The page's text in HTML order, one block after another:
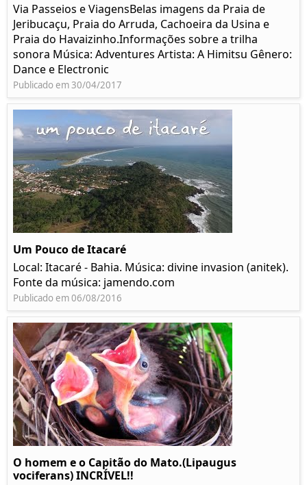
Via Passeios e ViagensBelas imagens da Praia de
Jeribucaçu, Praia do Arruda, Cachoeira da Usina e
Praia do Havaizinho.Informações sobre a trilha
sonora Música: Adventures Artista: A Himitsu Gênero:
Dance e Electronic
Publicado em 30/04/2017
Um Pouco de Itacaré
Local: Itacaré - Bahia. Música: divine invasion (anitek).
Fonte da música: jamendo.com
Publicado em 06/08/2016
O homem e o Capitão do Mato.(Lipaugus
vociferans) INCRÍVEL!!